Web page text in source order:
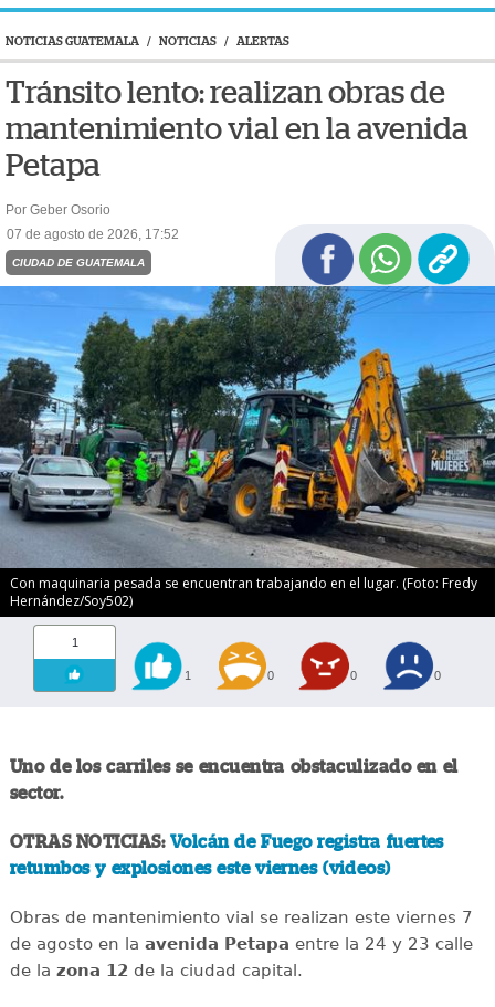
NOTICIAS GUATEMALA / NOTICIAS / ALERTAS
Tránsito lento: realizan obras de
mantenimiento vial en la avenida
Petapa
Por Geber Osorio
07 de agosto de 2026, 17:52
CIUDAD DE GUATEMALA
Con maquinaria pesada se encuentran trabajando en el lugar. (Foto: Fredy
Hernández/Soy502)
1
1 0 0 0
Uno de los carriles se encuentra obstaculizado en el
sector.
OTRAS NOTICIAS: Volcán de Fuego registra fuertes
retumbos y explosiones este viernes (videos)
Obras de mantenimiento vial se realizan este viernes 7
de agosto en la avenida Petapa entre la 24 y 23 calle
de la zona 12de la ciudad capital.